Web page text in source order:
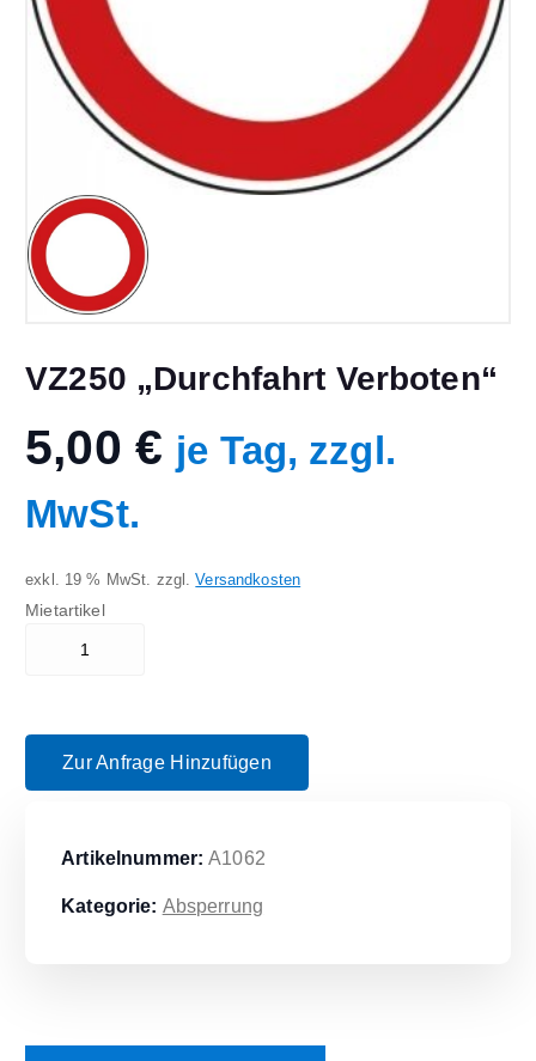
VZ250 „Durchfahrt Verboten“
5,00 € je Tag, zzgl.
MwSt.
exkl. 19 % MwSt. zzgl.Versandkosten
Mietartikel
Zur Anfrage Hinzufügen
Artikelnummer:A1062
Kategorie: Absperrung